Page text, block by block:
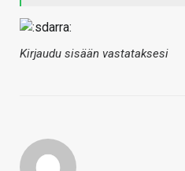
Kirjaudu sisään vastataksesi